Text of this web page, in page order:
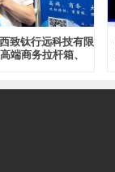
致钛行远科技有限
端商务拉杆箱、
及箱饰功能，欢